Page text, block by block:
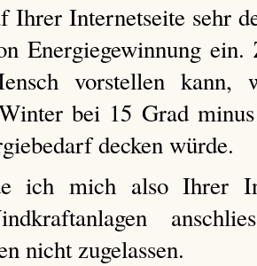
Ihrer Internetseite sehr
Energiegewinnung
vorstellen
bei 15 Grad
decken würde.
ich mich also Ihrer
nicht zugelassen.